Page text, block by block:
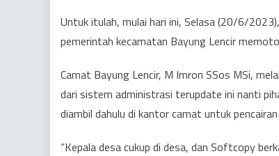
Untuk itulah, mulai hari ini, Selasa (20/6/
pemerintah kecamatan Bayung Lencir
Camat Bayung Lencir, M Imron SSos MSi,
dari sistem administrasi terupdate ini nanti
diambil dahulu di kantor camat untuk
“Kepala desa cukup di desa, dan Softcopy